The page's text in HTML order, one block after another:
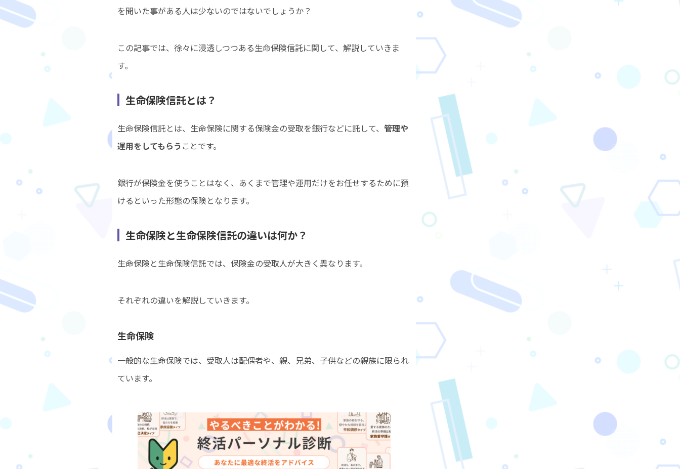
を聞いた事がある人は少ないのではないでしょうか？
この記事では、徐々に浸透しつつある生命保険信託に関して、解説していきま
す。
生命保険信託とは？
生命保険信託とは、生命保険に関する保険金の受取を銀行などに託して、 管理や
運用をしてもらう ことです。
銀行が保険金を使うことはなく、あくまで管理や運用だけをお任せするために預
けるといった形態の保険となります。
生命保険と生命保険信託の違いは何か？
生命保険と生命保険信託では、保険金の受取人が大きく異なります。
それぞれの違いを解説していきます。
生命保険
一般的な生命保険では、受取人は配偶者や、親、兄弟、子供などの親族に限られ
ています。